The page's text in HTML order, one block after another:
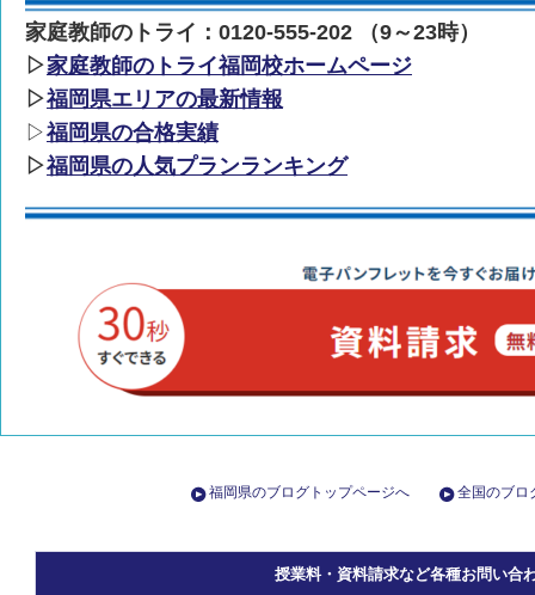
家庭教師のトライ：0120-555-202 （9～23時）
▷家庭教師のトライ福岡校ホームページ
▷福岡県エリアの最新情報
▷福岡県の合格実績
▷福岡県の人気プランランキング
福岡県のブログトップページへ 全国のブロ
授業料・資料請求など各種お問い合